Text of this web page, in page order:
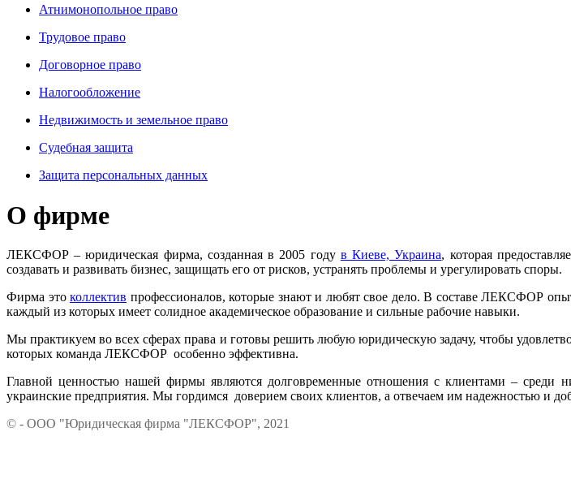
Атнимонопольное право
Трудовое право
Договорное право
Налогообложение
Недвижимость и земельное право
Судебная защита
Защита персональных данных
О фирме
ЛЕКСФОР– юридическая фирма, созданная в 2005 году в Киевe, Украина, которая
создавать и развивать бизнес, защищать его от рисков, устранять проблемы и урегулировать споры.
Фирма это коллектив профессионалов, которые знают и любят свое дело. В составе ЛЕКСФОР
каждый из которых имеет солидное академическое образование и сильные рабочие навыки.
Мы практикуем во всех сферах права и готовы решить любую юридическую задачу, чтобы
которых команда ЛЕКСФОР особенно эффективна.
Главной ценностью нашей фирмы являются долговременные отношения с клиентами– среди
украинские предприятия. Мы гордимся доверием своих клиентов, а отвечаем им надежностью и
© - ООО "Юридическая фирма "ЛЕКСФОР", 2021